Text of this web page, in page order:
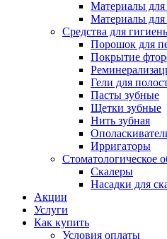
Материалы для
Материалы для
Средства для
Порошок для
Покрытие
Гели для
Пасты зубные
Щетки зубные
Нить зубная
Ирригаторы
Стоматологическое
Скалеры
Насадки для
Акции
Услуги
Как купить
Условия оплаты